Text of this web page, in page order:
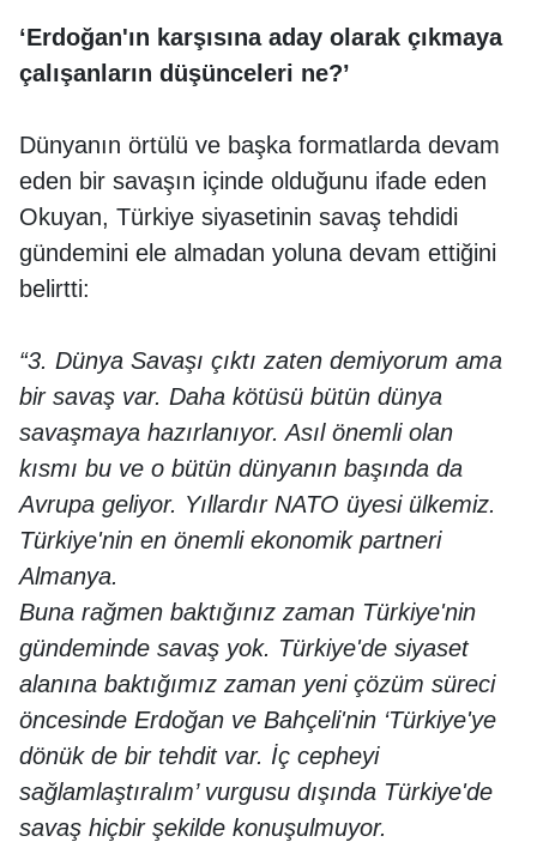
‘Erdoğan'ın karşısına aday olarak çıkmaya
çalışanların düşünceleri ne?’
Dünyanın örtülü ve başka formatlarda devam
eden bir savaşın içinde olduğunu ifade eden
Okuyan, Türkiye siyasetinin savaş tehdidi
gündemini ele almadan yoluna devam ettiğini
belirtti:
“3. Dünya Savaşı çıktı zaten demiyorum ama
bir savaş var. Daha kötüsü bütün dünya
savaşmaya hazırlanıyor. Asıl önemli olan
kısmı bu ve o bütün dünyanın başında da
Avrupa geliyor. Yıllardır NATO üyesi ülkemiz.
Türkiye'nin en önemli ekonomik partneri
Almanya.
Buna rağmen baktığınız zaman Türkiye'nin
gündeminde savaş yok. Türkiye'de siyaset
alanına baktığımız zaman yeni çözüm süreci
öncesinde Erdoğan ve Bahçeli'nin ‘Türkiye'ye
dönük de bir tehdit var. İç cepheyi
sağlamlaştıralım’ vurgusu dışında Türkiye'de
savaş hiçbir şekilde konuşulmuyor.